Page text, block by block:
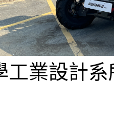
業設計系